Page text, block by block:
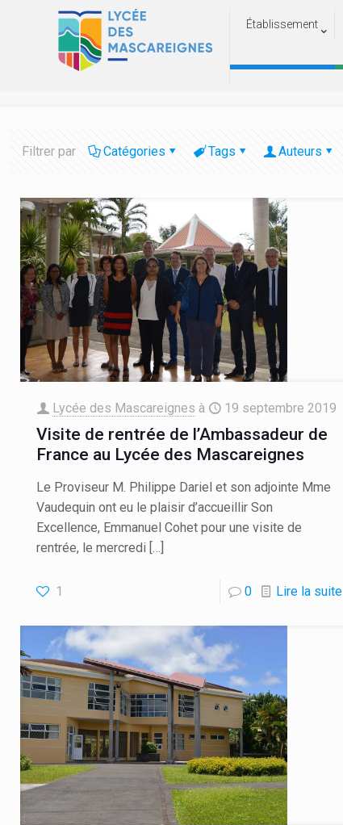
Établissement
Filtrer par Catégories Tags Auteurs
Lycée des Mascareignes à 19 septembre 2019
Visite de rentrée de l’Ambassadeur de
France au Lycée des Mascareignes
Le Proviseur M. Philippe Dariel et son adjointe Mme
Vaudequin ont eu le plaisir d’accueillir Son
Excellence, Emmanuel Cohet pour une visite de
rentrée, le mercredi […]
1 0 Lire la suite